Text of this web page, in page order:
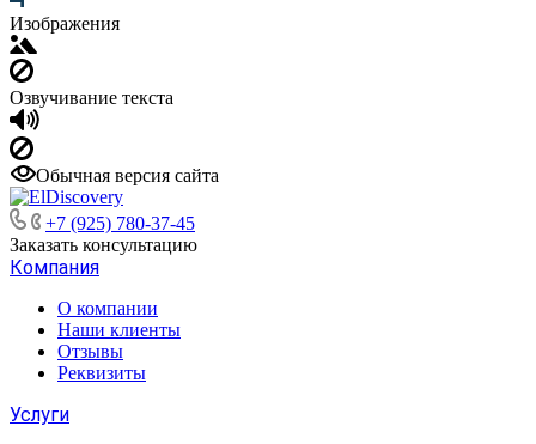
Изображения
Озвучивание текста
Обычная версия сайта
+7 (925) 780-37-45
Заказать консультацию
Компания
О компании
Наши клиенты
Отзывы
Реквизиты
Услуги